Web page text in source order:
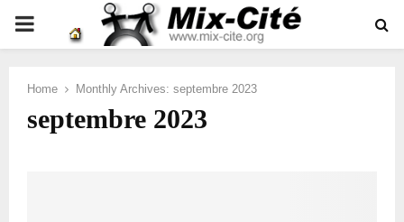
PRIMARY
Home Monthly Archives: septembre 2023
septembre 2023